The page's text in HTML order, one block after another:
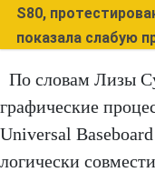
S80,
показала слабую
По словам Лизы
графические
Universal
логически